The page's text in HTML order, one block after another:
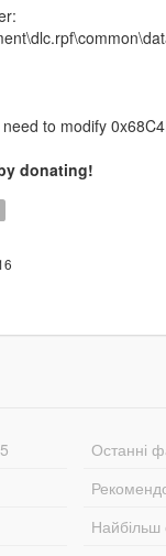
to modify
donating!
Останні
Найбільш